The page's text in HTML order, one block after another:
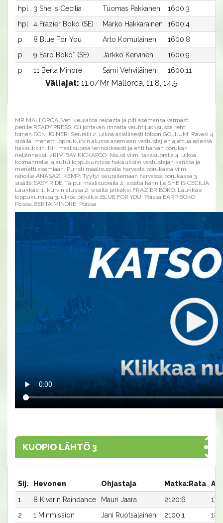
hpl 3 She Is Cecilia Tuomas Pakkanen 1600:3
hpl
4 Frazier Boko (SE) Marko Hakkarainen 1600:4
p
8 Blue For You Arto Komulainen 1600:8
p
9 Earp Boko* (SE) Jarkko Kervinen 1600:9
p
11 Berta Minore Sami Vehviläinen 1600:11
Väliajat: 11.0/Mr Mallorca, 11.8, 14.5
MR MALLORCA: Veti keulassa reipasta ja piti asemansa varmasti
perille.READY PRESS: Oli johtavan rinnalta vauhtijuoksussa rehti
toinen.DON JOINER: Seuraili 2. ulkoa asiallisesti totoon.GOLLUM: Ravasi 4.
sisällä, menetti loppukurvin alussa asemiaan vastustajien ajettua edessä
hakauksiin. Kiri maalisuoraa lennokkaasti ja ehti harvan porukan
neljänneksi. >RIM BAY KICKAPOO: Nousi viim. takasuoralla 4. ulkoa
kolmannelle, ajautui loppukurvissa hakauksiin vastustajan kanssa ja
menetti asemiaan. Puristi maalisuoralla harvasta porukasta viim.
rahoille.ANASAZI KEMP: Tyytyi seurailemaan harvassa porukassa 3.
sisältä.EASY RIDE: Taipui maalisuoralla 2. sisältä hännille.SHE IS CECILIA:
Laukkasi 1. kurvin alussa 2. sisältä pitkäksi.FRAZIER BOKO: Laukkasi
loppukurvissa 3. ulkoa pitkäksi.BLUE FOR YOU: Poissa.EARP BOKO:
Poissa.BERTA MINORE: Poissa.
KUOPIO LÄHTÖ 3
Sij. Hevonen Ohjastaja Matka:Rata
1
8 Kivarin Raindance Mauri Jaara 2120:6
17,0
2
1 Minmission Jani Ruotsalainen 2100:1